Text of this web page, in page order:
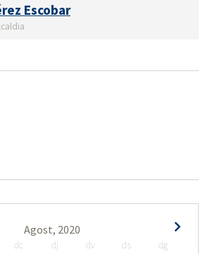
Escobar
Agost, 2020
dc dj dv ds
dg